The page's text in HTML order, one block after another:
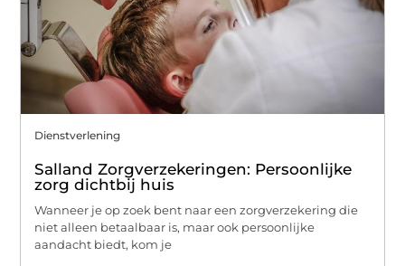
Dienstverlening
Salland Zorgverzekeringen: Persoonlijke
zorg dichtbij huis
Wanneer je op zoek bent naar een zorgverzekering die
niet alleen betaalbaar is, maar ook persoonlijke
aandacht biedt, kom je